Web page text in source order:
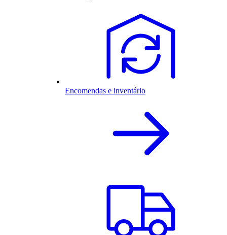
Encomendas e inventário